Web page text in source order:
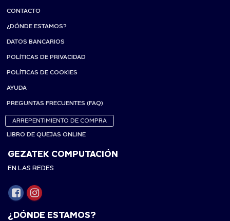
CONTACTO
¿DÓNDE ESTAMOS?
DATOS BANCARIOS
POLÍTICAS DE PRIVACIDAD
POLÍTICAS DE COOKIES
AYUDA
PREGUNTAS FRECUENTES (FAQ)
ARREPENTIMIENTO DE COMPRA
LIBRO DE QUEJAS ONLINE
GEZATEK COMPUTACIÓN
EN LAS REDES
¿DÓNDE ESTAMOS?